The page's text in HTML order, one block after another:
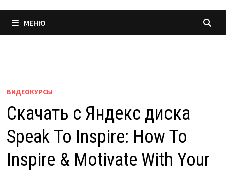
МЕНЮ
ВИДЕОКУРСЫ
Скачать с Яндекс диска
Speak To Inspire: How To
Inspire & Motivate With Your